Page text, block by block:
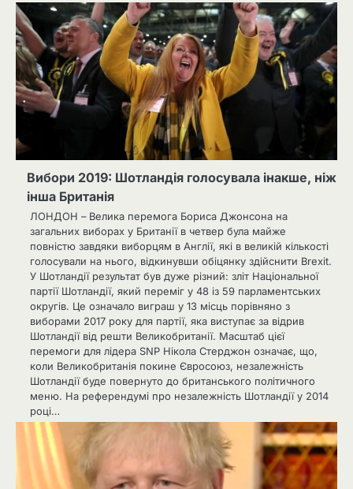
Вибори 2019: Шотландія голосувала інакше, ніж
інша Британія
ЛОНДОН – Велика перемога Бориса Джонсона на
загальних виборах у Британії в четвер була майже
повністю завдяки виборцям в Англії, які в великій кількості
голосували на нього, відкинувши обіцянку здійснити Brexit.
У Шотландії результат був дуже різний: зліт Національної
партії Шотландії, який переміг у 48 із 59 парламентських
округів. Це означало виграш у 13 місць порівняно з
виборами 2017 року для партії, яка виступає за відрив
Шотландії від решти Великобританії. Масштаб цієї
перемоги для лідера SNP Нікола Стерджон означає, що,
коли Великобританія покине Євросоюз, незалежність
Шотландії буде повернуто до британського політичного
меню. На референдумі про незалежність Шотландії у 2014
році…